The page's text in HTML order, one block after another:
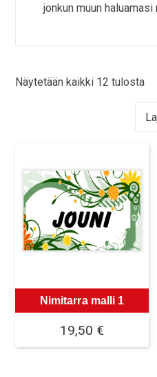
jonkun muun haluamasi
Näytetään kaikki 12 tulosta
Nimitarra malli 1
19,50 €